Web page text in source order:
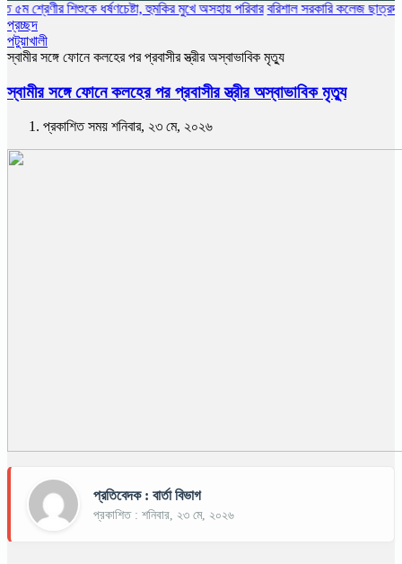
শিশুকে ধর্ষণচেষ্টা, হুমকির মুখে অসহায় পরিবার বরিশাল সরকারি কলেজ ছাত্রদলের
প্রচ্ছদ
পটুয়াখালী
স্বামীর সঙ্গে ফোনে কলহের পর প্রবাসীর স্ত্রীর অস্বাভাবিক মৃত্যু
স্বামীর সঙ্গে ফোনে কলহের পর প্রবাসীর স্ত্রীর অস্বাভাবিক মৃত্যু
প্রকাশিত সময় শনিবার, ২৩ মে, ২০২৬
প্রতিবেদক : বার্তা বিভাগ
প্রকাশিত : শনিবার, ২৩ মে, ২০২৬